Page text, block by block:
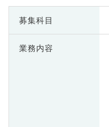
募集科目
業務内容